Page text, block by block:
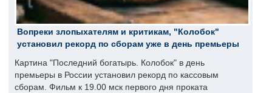
Вопреки злопыхателям и критикам, "Колобок"
установил рекорд по сборам уже в день премьеры
Картина "Последний богатырь. Колобок" в день
премьеры в России установил рекорд по кассовым
сборам. Фильм к 19.00 мск первого дня проката